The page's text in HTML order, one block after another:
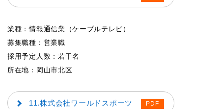
業種：情報通信業（ケーブルテレビ）
募集職種：営業職
採用予定人数：若干名
所在地：岡山市北区
11.株式会社ワールドスポーツ